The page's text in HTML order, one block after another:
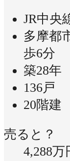
JR中央
多摩都
歩6分
築28年
136戸
20階建
売ると？
4,288万